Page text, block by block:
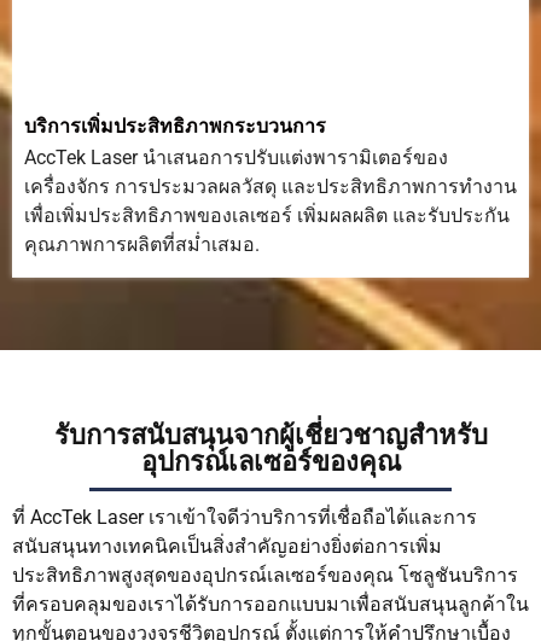
บริการเพิ่มประสิทธิภาพกระบวนการ
AccTek Laser นำเสนอการปรับแต่งพารามิเตอร์ของ
เครื่องจักร การประมวลผลวัสดุ และประสิทธิภาพการทำงาน
เพื่อเพิ่มประสิทธิภาพของเลเซอร์ เพิ่มผลผลิต และรับประกัน
คุณภาพการผลิตที่สม่ำเสมอ.
รับการสนับสนุนจากผู้เชี่ยวชาญสำหรับ
อุปกรณ์เลเซอร์ของคุณ
ที่ AccTek Laser เราเข้าใจดีว่าบริการที่เชื่อถือได้และการ
สนับสนุนทางเทคนิคเป็นสิ่งสำคัญอย่างยิ่งต่อการเพิ่ม
ประสิทธิภาพสูงสุดของอุปกรณ์เลเซอร์ของคุณ โซลูชันบริการ
ที่ครอบคลุมของเราได้รับการออกแบบมาเพื่อสนับสนุนลูกค้าใน
ทุกขั้นตอนของวงจรชีวิตอุปกรณ์ ตั้งแต่การให้คำปรึกษาเบื้อง